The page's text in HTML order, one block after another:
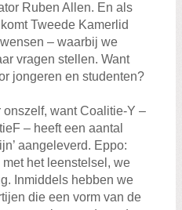
Ruben Allen. En als
Tweede Kamerlid
– waarbij we
vragen stellen. Want
jongeren en studenten?
want Coalitie-Y –
– heeft een aantal
aangeleverd. Eppo:
het leenstelsel, we
Inmiddels hebben we
die een vorm van de